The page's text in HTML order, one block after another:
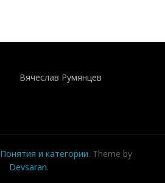
Вячеслав Румянцев
Понятия и категории. Theme by
Devsaran.